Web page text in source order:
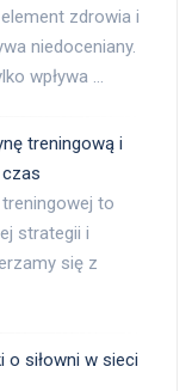
zdrowia i
niedoceniany.
wpływa …
treningową i
to
strategii i
się z
o siłowni w sieci